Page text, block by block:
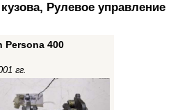
Рулевое управление
Persona 400
гг.